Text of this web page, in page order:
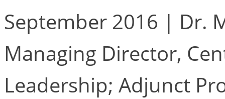
September 2016 | Dr.
Managing Director,
Leadership; Adjunct